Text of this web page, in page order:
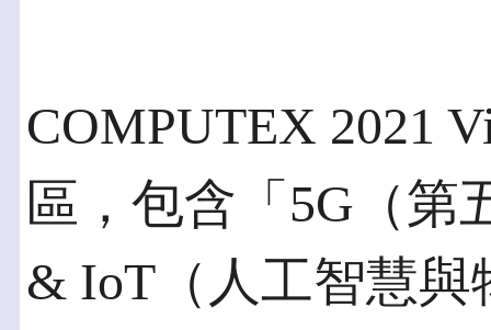
COMPUTEX 2021
區，包含「5G（
& IoT（人工智慧